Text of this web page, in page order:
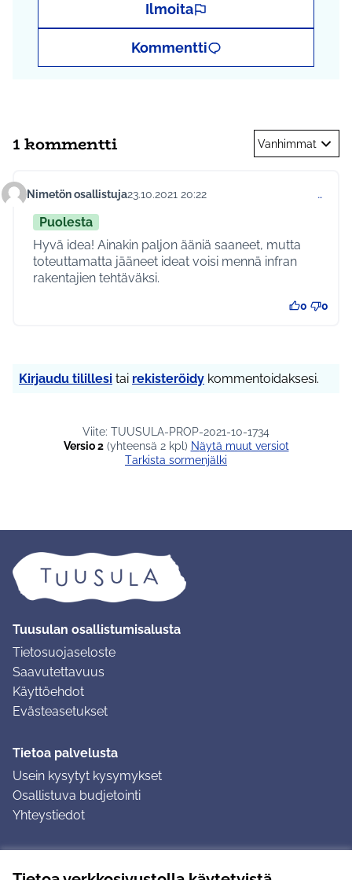
Ilmoita
Kommentti
1 kommentti Vanhimmat
Kommentti 572
Nimetön osallistuja23.10.2021 20:22 …
Puolesta
Hyvä idea! Ainakin paljon ääniä saaneet, mutta
toteuttamatta jääneet ideat voisi mennä infran
rakentajien tehtäväksi.
0 0
Kirjaudu tilillesi tai rekisteröidy kommentoidaksesi.
Viite: TUUSULA-PROP-2021-10-1734
Versio 2(yhteensä 2 kpl)
näytä muut versiot
Tarkista sormenjälki
Tuusulan osallistumisalusta
Tietosuojaseloste
Saavutettavuus
Käyttöehdot
Evästeasetukset
Tietoa palvelusta
Usein kysytyt kysymykset
Osallistuva budjetointi
Yhteystiedot